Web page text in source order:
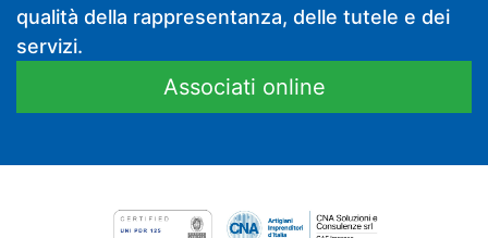
qualità della rappresentanza, delle tutele e dei
servizi.
Associati online